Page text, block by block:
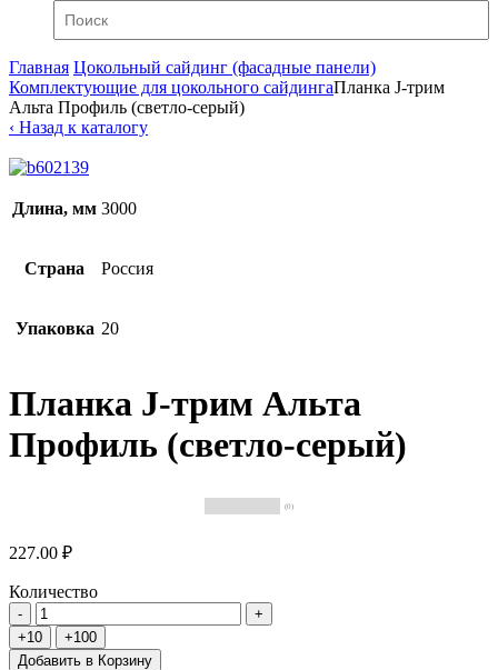
Главная Цокольный сайдинг (фасадные панели)
Комплектующие для цокольного сайдингаПланка J-трим
Альта Профиль (светло-серый)
‹ Назад к каталогу
Длина, мм 3000
Страна Россия
Упаковка 20
Планка J-трим Альта
Профиль (светло-серый)
(0)
227.00 ₽
Количество
Добавить в Корзину